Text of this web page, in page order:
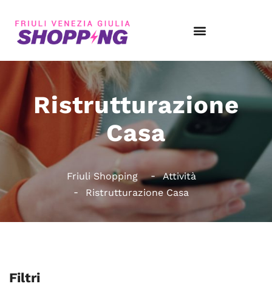
Ristrutturazione
Casa
Friuli Shopping
Attività
Ristrutturazione Casa
Filtri